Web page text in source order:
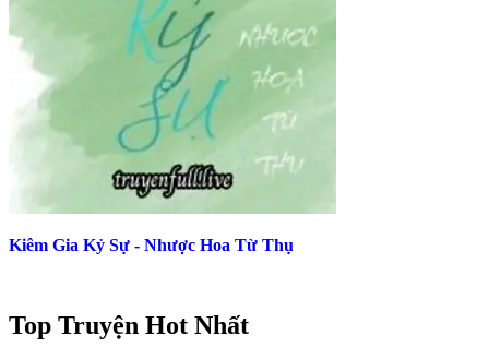
Kiêm Gia Kỷ Sự - Nhược Hoa Từ Thụ
Top Truyện Hot Nhất